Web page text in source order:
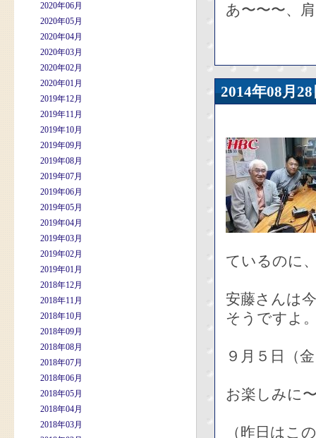
2020年06月
2020年05月
2020年04月
2020年03月
2020年02月
2020年01月
2019年12月
2019年11月
2019年10月
2019年09月
2019年08月
2019年07月
2019年06月
2019年05月
2019年04月
2019年03月
2019年02月
2019年01月
2018年12月
2018年11月
2018年10月
2018年09月
2018年08月
2018年07月
2018年06月
2018年05月
2018年04月
2018年03月
あ〜〜〜、
2014年08
ているのに
安藤さんは
そうですよ
９月５日（
お楽しみに
（昨日はこ